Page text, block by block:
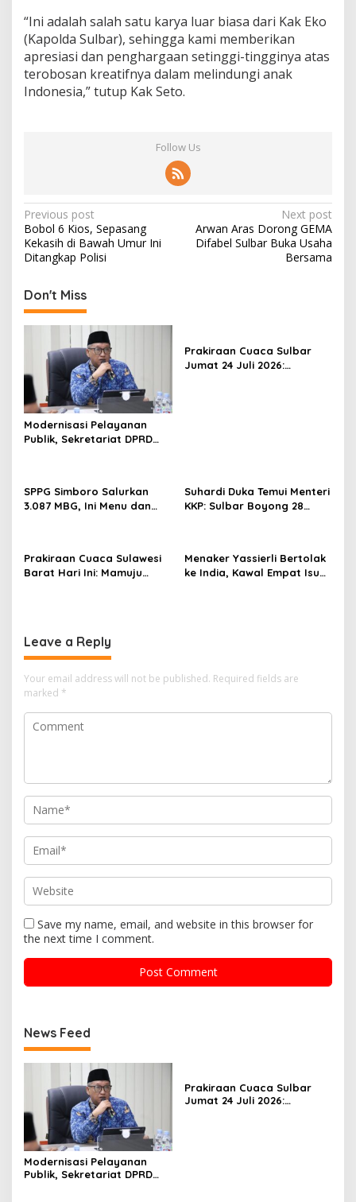
“Ini adalah salah satu karya luar biasa dari Kak Eko
(Kapolda Sulbar), sehingga kami memberikan
apresiasi dan penghargaan setinggi-tingginya atas
terobosan kreatifnya dalam melindungi anak
Indonesia,” tutup Kak Seto.
Follow Us
P
o
s
t
n
a
i
g
a
t
o
n
Previous post
Bobol 6 Kios, Sepasang
Kekasih di Bawah Umur Ini
Ditangkap Polisi
Next post
Arwan Aras Dorong GEMA
Difabel Sulbar Buka Usaha
Bersama
Don't Miss
Modernisasi Pelayanan
Publik, Sekretariat DPRD
Prakiraan Cuaca Sulbar
Jumat 24 Juli 2026:
SPPG Simboro Salurkan
3.087 MBG, Ini Menu dan
Suhardi Duka Temui Menteri
KKP: Sulbar Boyong 28
Prakiraan Cuaca Sulawesi
Barat Hari Ini: Mamuju
Menaker Yassierli Bertolak
ke India, Kawal Empat Isu
Leave a Reply
Your email address will not be published. Required fields are
marked *
Save my name, email, and website in this browser for
the next time I comment.
News Feed
Modernisasi Pelayanan
Publik, Sekretariat DPRD
Prakiraan Cuaca Sulbar
Jumat 24 Juli 2026: